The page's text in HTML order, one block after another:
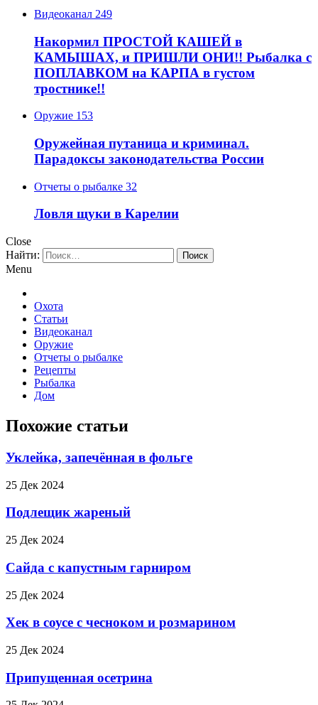
Видеоканал 249
Накормил ПРОСТОЙ КАШЕЙ в
КАМЫШАХ, и ПРИШЛИ ОНИ!! Рыбалка с
ПОПЛАВКОМ на КАРПА в густом
тростнике!!
Оружие 153
Оружейная путаница и криминал.
Парадоксы законодательства России
Отчеты о рыбалке 32
Ловля щуки в Карелии
Close
Найти:
Menu
Охота
Статьи
Видеоканал
Оружие
Отчеты о рыбалке
Рецепты
Рыбалка
Дом
Похожие статьи
Уклейка, запечённая в фольге
25 Дек 2024
Подлещик жареный
25 Дек 2024
Сайда с капустным гарниром
25 Дек 2024
Хек в соусе с чесноком и розмарином
25 Дек 2024
Припущенная осетрина